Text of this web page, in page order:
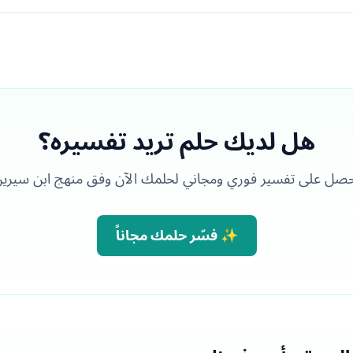
هل لديك حلم تريد تفسيره؟
على تفسير فوري ومجاني لحلمك الآن وفق منهج ابن
✨ فسّر حلمك مجاناً